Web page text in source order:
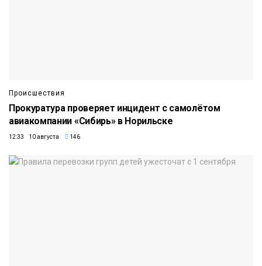
Происшествия
Прокуратура проверяет инцидент с самолётом
авиакомпании «Сибирь» в Норильске
12:33 10 августа 146